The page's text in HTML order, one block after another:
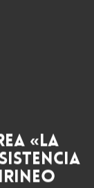
«La